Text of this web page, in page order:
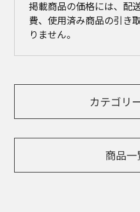
掲載商品の価格には、配
費、使用済み商品の引き
りません。
カテゴリ
商品一